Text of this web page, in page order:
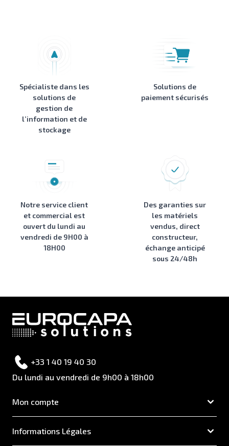
Spécialiste dans les
solutions de
gestion de
l’information et de
stockage
Solutions de
paiement sécurisés
Notre service client
et commercial est
ouvert du lundi au
vendredi de 9H00 à
18H00
Des garanties sur
les matériels
vendus, direct
constructeur,
échange anticipé
sous 24/48h
+33 1 40 19 40 30
Du lundi au vendredi de 9h00 à 18h00
Mon compte
Informations Légales